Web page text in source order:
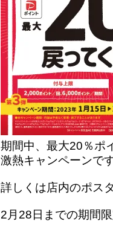
期間中、最大20％ポ
激熱キャンペーンで
詳しくは店内のポス
2月28日までの期間